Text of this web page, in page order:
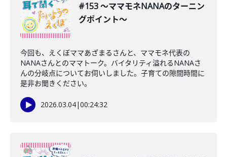
#153 〜ママモネNANAのターニン
グポイント〜
今回も、えくぼママあざまるさんと、ママモネ代表の
NANAさんとのママトーク。バイタリティ溢れるNANAさ
んの分岐点についてお伺いしました。子育ての隙間時間に
是非お聞きください。
2026.03.04|00:24:32